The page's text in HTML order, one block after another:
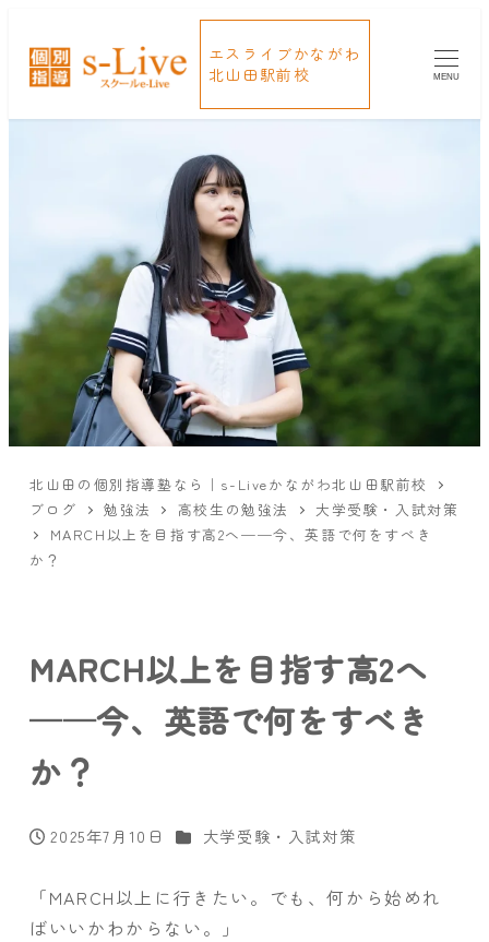
エスライブかながわ
北山田駅前校
MENU
北山田の個別指導塾なら｜s-Liveかながわ北山田駅前校
ブログ
勉強法 高校生の勉強法
大学受験・入試対策
MARCH以上を目指す高2へ──今、英語で何をすべき
か？
MARCH以上を目指す高2へ
──今、英語で何をすべき
か？
投稿日
2025年7月10日 カテゴリー
大学受験・入試対策
「MARCH以上に行きたい。でも、何から始めれ
ばいいかわからない。」